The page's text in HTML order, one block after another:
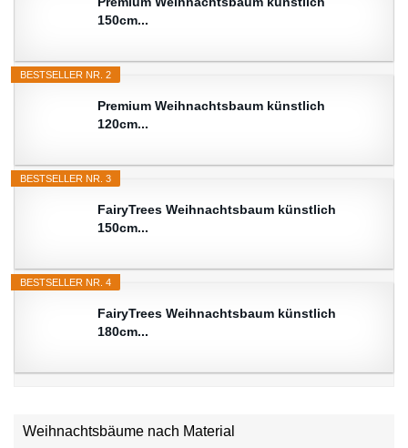
150cm...
BESTSELLER NR. 2
Premium Weihnachtsbaum künstlich
120cm...
BESTSELLER NR. 3
FairyTrees Weihnachtsbaum künstlich
150cm...
BESTSELLER NR. 4
FairyTrees Weihnachtsbaum künstlich
180cm...
Weihnachtsbäume nach Material